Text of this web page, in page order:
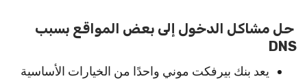
حل مشاكل الدخول إلى بعض المواقع بسبب
DNS
يعد بنك بيرفكت موني واحدًا من الخيارات الأساسية